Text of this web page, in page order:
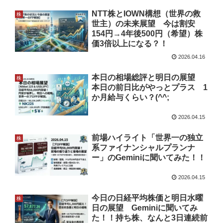
株
NTT株とIOWN構想（世界の救
世主）の未来展望 今は割安
154円→4年後500円（希望）株
価3倍以上になる？！
2026.04.16
株
本日の相場総評と明日の展望
本日の前日比がやっとプラス 1
か月給与くらい？(^^;
2026.04.15
株
前場ハイライト「世界一の独立
系ファイナンシャルプランナ
ー」のGeminiに聞いてみた！！
2026.04.15
株
今日の日経平均株価と明日水曜
日の展望 Geminiに聞いてみ
た！！持ち株、なんと3日連続前